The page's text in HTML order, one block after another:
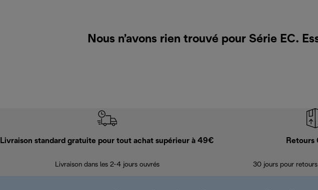
Nous n’avons rien trouvé pour Série EC.
Livraison standard gratuite pour tout achat supérieur à 49€
Livraison dans les 2-4 jours ouvrés
Retours
30 jours pour